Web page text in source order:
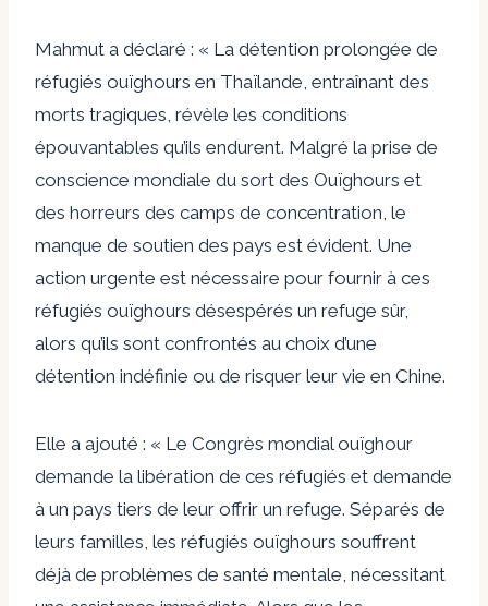
Mahmut a déclaré : « La détention prolongée de
réfugiés ouïghours en Thaïlande, entraînant des
morts tragiques, révèle les conditions
épouvantables qu’ils endurent. Malgré la prise de
conscience mondiale du sort des Ouïghours et
des horreurs des camps de concentration, le
manque de soutien des pays est évident. Une
action urgente est nécessaire pour fournir à ces
réfugiés ouïghours désespérés un refuge sûr,
alors qu’ils sont confrontés au choix d’une
détention indéfinie ou de risquer leur vie en Chine.
Elle a ajouté : « Le Congrès mondial ouïghour
demande la libération de ces réfugiés et demande
à un pays tiers de leur offrir un refuge. Séparés de
leurs familles, les réfugiés ouïghours souffrent
déjà de problèmes de santé mentale, nécessitant